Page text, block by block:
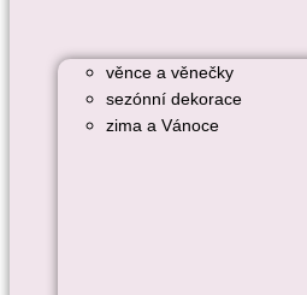
věnce a věnečky
sezónní dekorace
zima a Vánoce